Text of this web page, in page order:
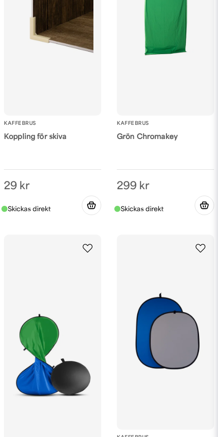
KAFFEBRUS
Koppling för skiva
29 kr
KAFFEBRUS
Grön Chromakey
299 kr
Skicka fråga